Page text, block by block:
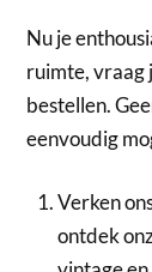
Nu je
ruimte, vraag
bestellen.
eenvoudig
Verken
ontdek